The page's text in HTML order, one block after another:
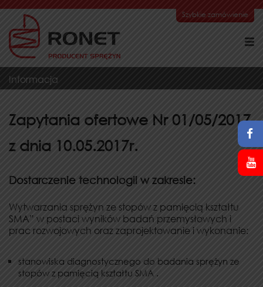
Szybkie zamówienie
Informacja
Zapytania ofertowe Nr 01/05/2017
z dnia 10.05.2017r.
Dostarczenie technologii w zakresie:
Wytwarzania sprężyn ze stopów z pamięcią kształtu
SMA” w postaci wyników badań przemysłowych i
prac rozwojowych oraz zaprojektowanie i wykonanie:
stanowiska diagnostycznego do badania sprężyn ze
stopów z pamięcią kształtu SMA .